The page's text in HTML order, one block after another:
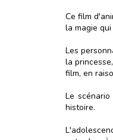
Ce film
la magie
Les
la
film, en
Le
histoire.